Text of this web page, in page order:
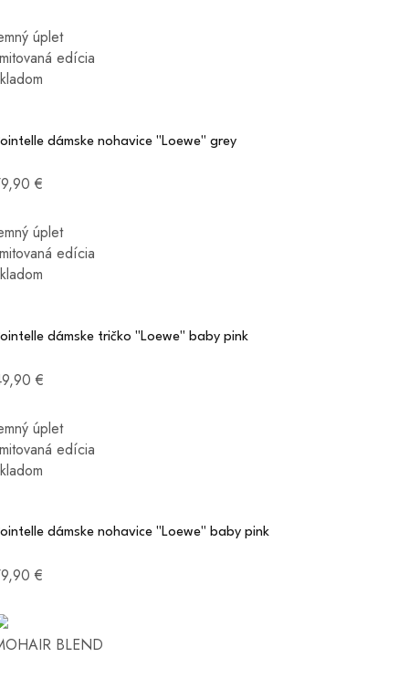
úplet
edícia
dámske nohavice "Loewe" grey
€
úplet
edícia
dámske tričko "Loewe" baby pink
€
úplet
edícia
dámske nohavice "Loewe" baby pink
€
BLEND